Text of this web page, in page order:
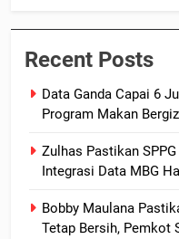
Recent Posts
Data Ganda Capai 6
Program Makan
Zulhas Pastikan
Integrasi Data MBG
Bobby Maulana
Tetap Bersih, Pemkot